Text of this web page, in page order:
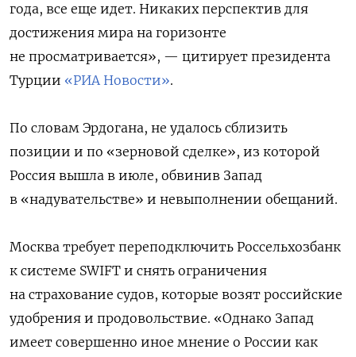
года, все еще идет. Никаких перспектив для
достижения мира на горизонте
не просматривается», — цитирует президента
Турции «РИА Новости».
По словам Эрдогана, не удалось сблизить
позиции и по «зерновой сделке», из которой
Россия вышла в июле, обвинив Запад
в «надувательстве» и невыполнении обещаний.
Москва требует переподключить Россельхозбанк
к системе SWIFT и снять ограничения
на страхование судов, которые возят российские
удобрения и продовольствие. «Однако Запад
имеет совершенно иное мнение о России как